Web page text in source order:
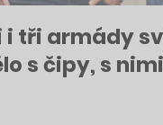
tři armády
s čipy, s